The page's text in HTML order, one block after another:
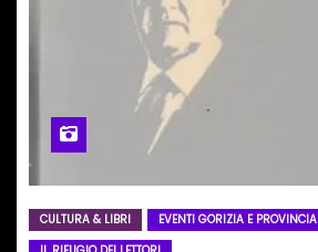
CULTURA & LIBRI
EVENTI GORIZIA E PROVINCIA